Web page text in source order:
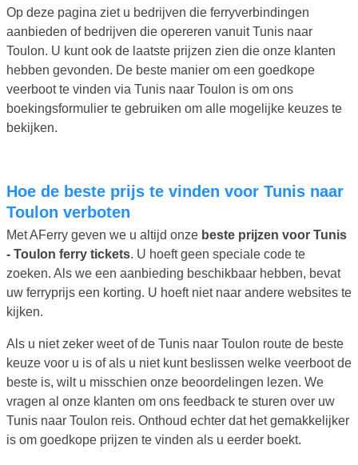
Op deze pagina ziet u bedrijven die ferryverbindingen
aanbieden of bedrijven die opereren vanuit Tunis naar
Toulon. U kunt ook de laatste prijzen zien die onze klanten
hebben gevonden. De beste manier om een goedkope
veerboot te vinden via Tunis naar Toulon is om ons
boekingsformulier te gebruiken om alle mogelijke keuzes te
bekijken.
Hoe de beste prijs te vinden voor Tunis naar
Toulon verboten
Met AFerry geven we u altijd onze beste prijzen voor Tunis
- Toulon ferry tickets. U hoeft geen speciale code te
zoeken. Als we een aanbieding beschikbaar hebben, bevat
uw ferryprijs een korting. U hoeft niet naar andere websites te
kijken.
Als u niet zeker weet of de Tunis naar Toulon route de beste
keuze voor u is of als u niet kunt beslissen welke veerboot de
beste is, wilt u misschien onze beoordelingen lezen. We
vragen al onze klanten om ons feedback te sturen over uw
Tunis naar Toulon reis. Onthoud echter dat het gemakkelijker
is om goedkope prijzen te vinden als u eerder boekt.